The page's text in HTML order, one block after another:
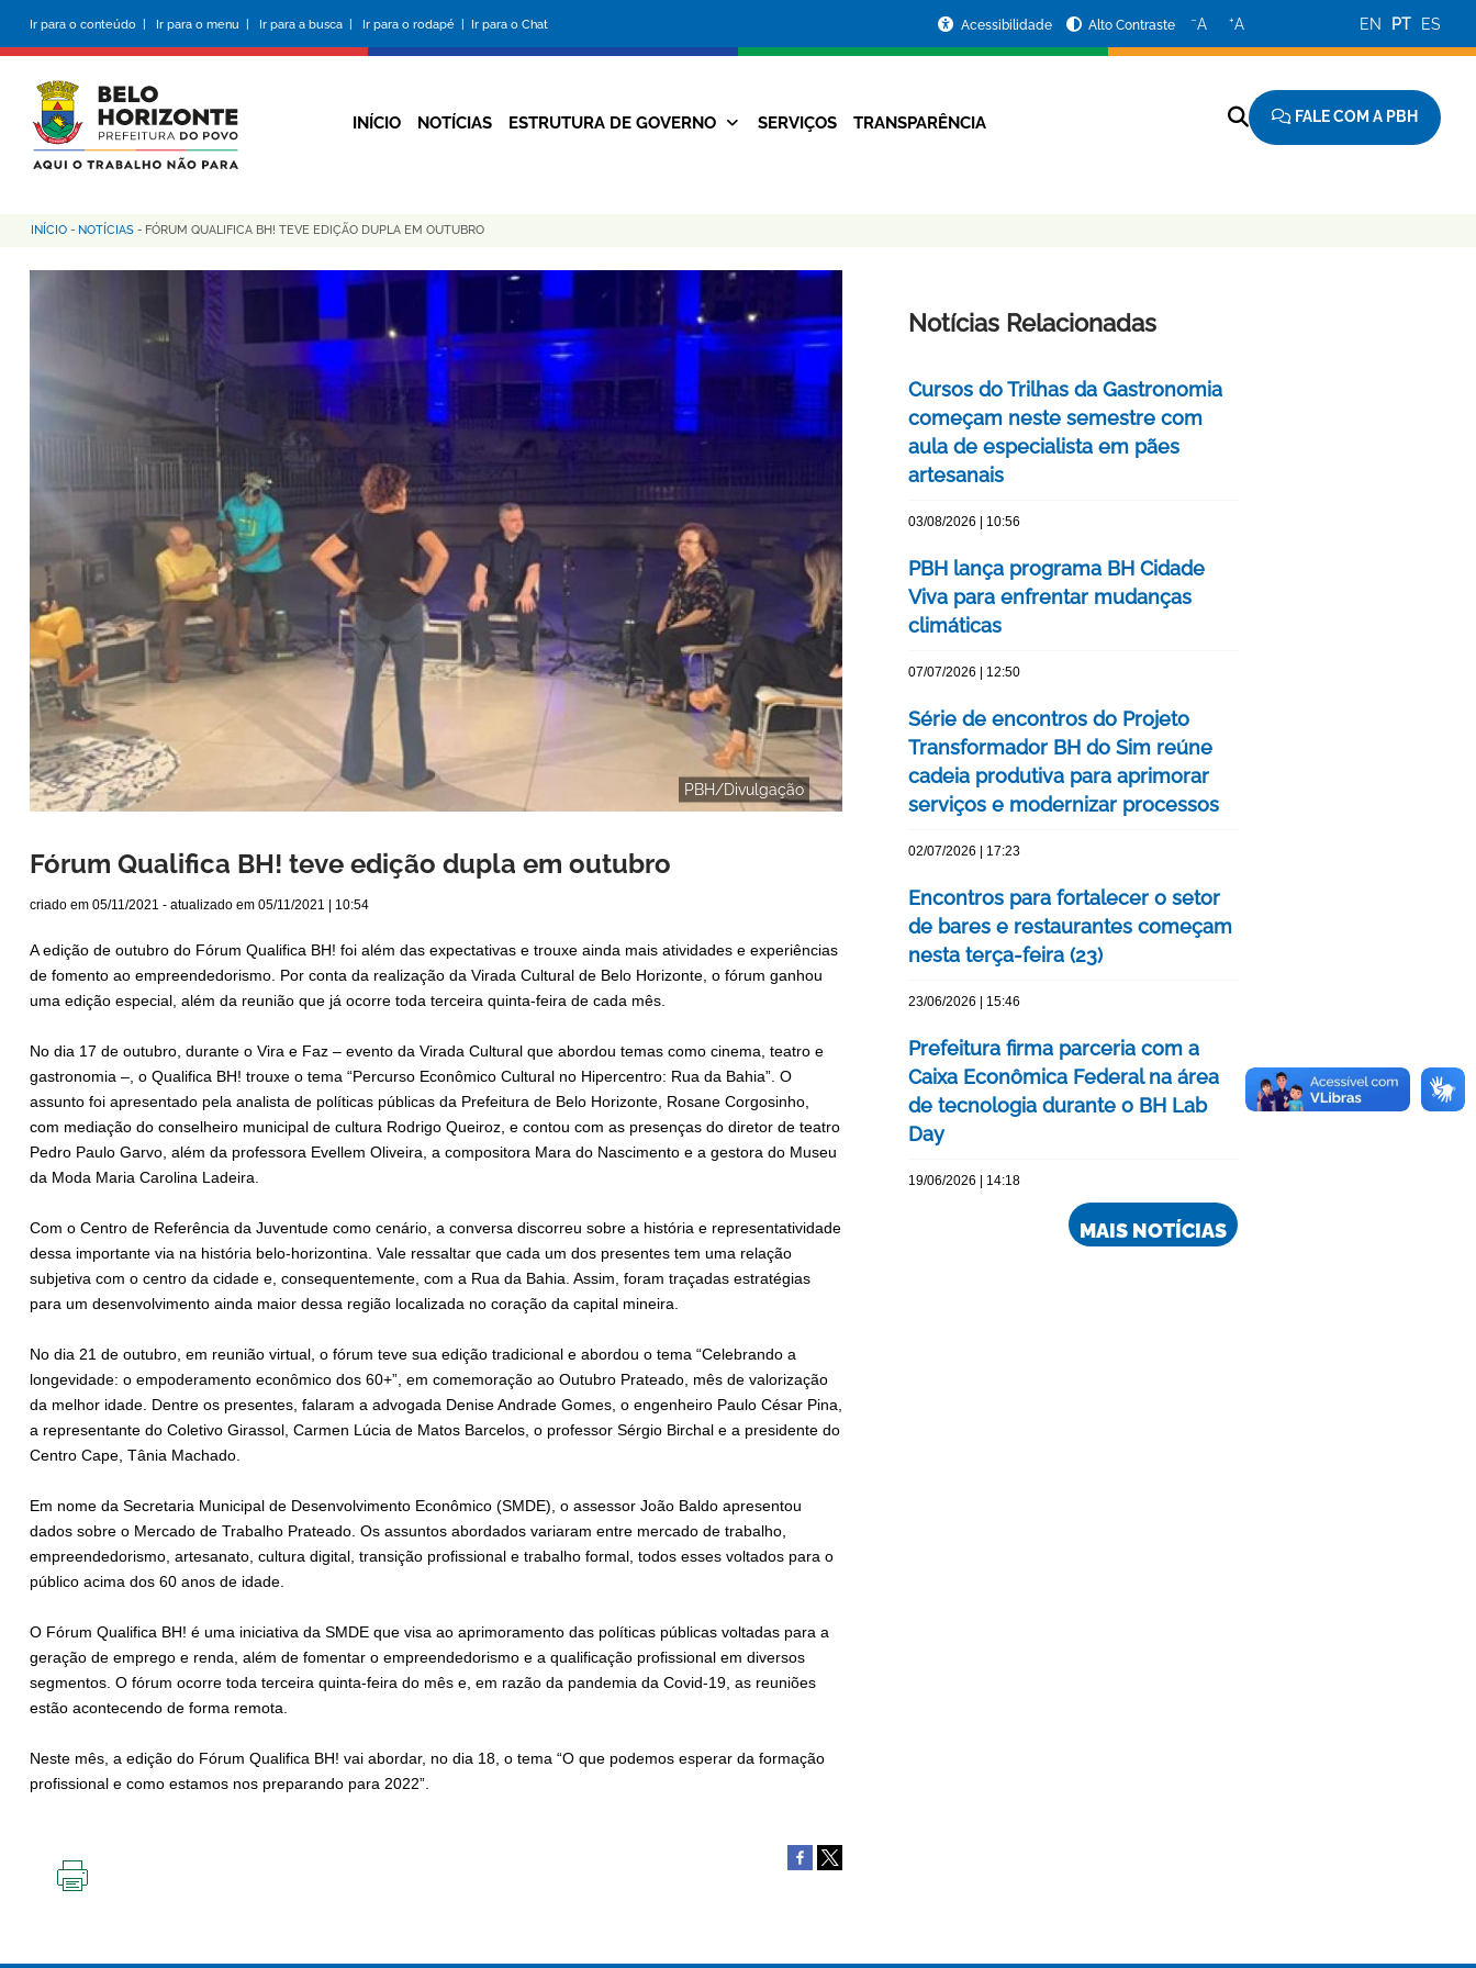
conteúdo
principal
Ir para o conteúdo | Ir para o menu | Ir para a busca | Ir para o rodapé | Ir para o Chat
da
Prefeitura
Acessibilidade Alto Contraste −A +A EN PT ES
Navegação
INÍCIO NOTÍCIAS ESTRUTURA DE GOVERNO SERVIÇOS TRANSPARÊNCIA FALE COM A PBH
Trilha
de
INÍCIO - NOTÍCIAS - FÓRUM QUALIFICA BH! TEVE EDIÇÃO DUPLA EM OUTUBRO
PBH/Divulgação
Fórum Qualifica BH! teve edição dupla em outubro
criado em 05/11/2021 - atualizado em 05/11/2021 | 10:54
A edição de outubro do Fórum Qualifica BH! foi além das expectativas e trouxe ainda mais atividades e experiências
de fomento ao empreendedorismo. Por conta da realização da Virada Cultural de Belo Horizonte, o fórum ganhou
uma edição especial, além da reunião que já ocorre toda terceira quinta-feira de cada mês.
No dia 17 de outubro, durante o Vira e Faz – evento da Virada Cultural que abordou temas como cinema, teatro e
gastronomia –, o Qualifica BH! trouxe o tema “Percurso Econômico Cultural no Hipercentro: Rua da Bahia”. O
assunto foi apresentado pela analista de políticas públicas da Prefeitura de Belo Horizonte, Rosane Corgosinho,
com mediação do conselheiro municipal de cultura Rodrigo Queiroz, e contou com as presenças do diretor de teatro
Pedro Paulo Garvo, além da professora Evellem Oliveira, a compositora Mara do Nascimento e a gestora do Museu
da Moda Maria Carolina Ladeira.
Com o Centro de Referência da Juventude como cenário, a conversa discorreu sobre a história e representatividade
dessa importante via na história belo-horizontina. Vale ressaltar que cada um dos presentes tem uma relação
subjetiva com o centro da cidade e, consequentemente, com a Rua da Bahia. Assim, foram traçadas estratégias
para um desenvolvimento ainda maior dessa região localizada no coração da capital mineira.
No dia 21 de outubro, em reunião virtual, o fórum teve sua edição tradicional e abordou o tema “Celebrando a
longevidade: o empoderamento econômico dos 60+”, em comemoração ao Outubro Prateado, mês de valorização
da melhor idade. Dentre os presentes, falaram a advogada Denise Andrade Gomes, o engenheiro Paulo César Pina,
a representante do Coletivo Girassol, Carmen Lúcia de Matos Barcelos, o professor Sérgio Birchal e a presidente do
Centro Cape, Tânia Machado.
Em nome da Secretaria Municipal de Desenvolvimento Econômico (SMDE), o assessor João Baldo apresentou
dados sobre o Mercado de Trabalho Prateado. Os assuntos abordados variaram entre mercado de trabalho,
empreendedorismo, artesanato, cultura digital, transição profissional e trabalho formal, todos esses voltados para o
público acima dos 60 anos de idade.
O Fórum Qualifica BH! é uma iniciativa da SMDE que visa ao aprimoramento das políticas públicas voltadas para a
geração de emprego e renda, além de fomentar o empreendedorismo e a qualificação profissional em diversos
segmentos. O fórum ocorre toda terceira quinta-feira do mês e, em razão da pandemia da Covid-19, as reuniões
estão acontecendo de forma remota.
Neste mês, a edição do Fórum Qualifica BH! vai abordar, no dia 18, o tema “O que podemos esperar da formação
profissional e como estamos nos preparando para 2022”.
Notícias Relacionadas
Cursos do Trilhas da Gastronomia
começam neste semestre com
aula de especialista em pães
artesanais
03/08/2026 | 10:56
PBH lança programa BH Cidade
Viva para enfrentar mudanças
climáticas
07/07/2026 | 12:50
Série de encontros do Projeto
Transformador BH do Sim reúne
cadeia produtiva para aprimorar
serviços e modernizar processos
02/07/2026 | 17:23
Encontros para fortalecer o setor
de bares e restaurantes começam
nesta terça-feira (23)
23/06/2026 | 15:46
Prefeitura firma parceria com a
Caixa Econômica Federal na área
de tecnologia durante o BH Lab
Day
19/06/2026 | 14:18
MAIS NOTÍCIAS